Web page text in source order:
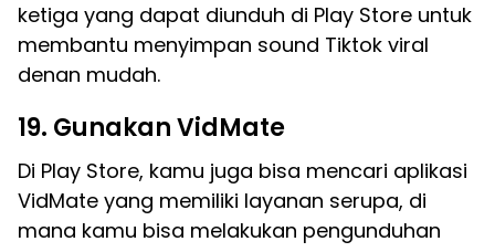
ketiga yang dapat diunduh di Play Store untuk
membantu menyimpan sound Tiktok viral
denan mudah.
19. Gunakan VidMate
Di Play Store, kamu juga bisa mencari aplikasi
VidMate yang memiliki layanan serupa, di
mana kamu bisa melakukan pengunduhan